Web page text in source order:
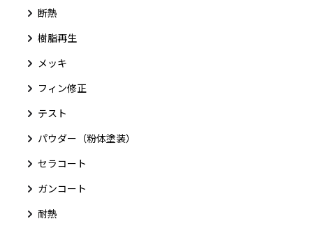
断熱
樹脂再生
メッキ
フィン修正
テスト
パウダー（粉体塗装）
セラコート
ガンコート
耐熱